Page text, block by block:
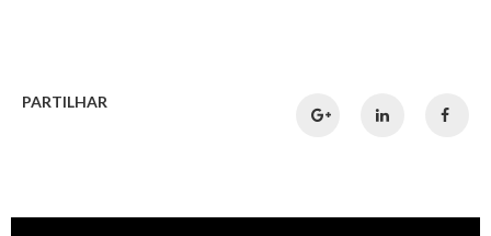
PARTILHAR